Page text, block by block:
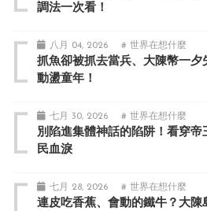
調法一次看！
八月 04, 2026 # 世界在想什麼
抓魚卻被抓去當兵、大陳幣一
動盪童年！
七月 30, 2026 # 世界在想什麼
別陷進集體神話的陷阱！看穿
民血淚
七月 28, 2026 # 世界在想什麼
連皮吃香蕉、會動的鐵牛？大